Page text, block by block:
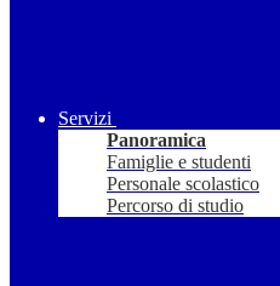
Servizi
Panoramica
Famiglie e studenti
Personale scolastico
Percorso di studio